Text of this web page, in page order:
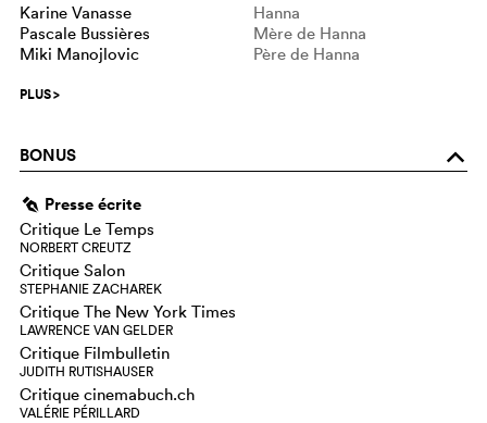
Karine Vanasse
Hanna
Pascale Bussières
Mère de Hanna
Miki Manojlovic
Père de Hanna
PLUS>
BONUS o
g Presse écrite
Critique Le Temps
NORBERT CREUTZ
Critique Salon
STEPHANIE ZACHAREK
Critique The New York Times
LAWRENCE VAN GELDER
Critique Filmbulletin
JUDITH RUTISHAUSER
Critique cinemabuch.ch
VALÉRIE PÉRILLARD